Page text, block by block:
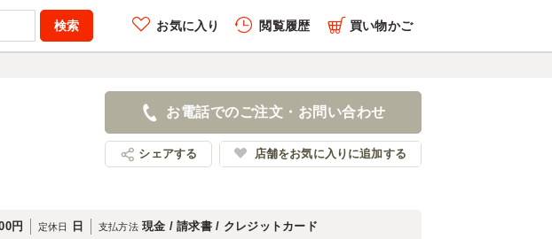
お気に入り 閲覧履歴 買い物かご
お電話でのご注文・お問い合わせ
シェアする 店舗をお気に入りに追加する
円 定休日 日 支払方法 現金 / 請求書 / クレジットカード